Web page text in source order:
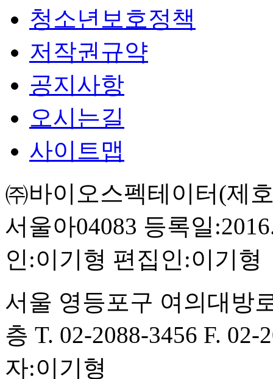
청소년보호정책
저작권규약
공지사항
오시는길
사이트맵
㈜바이오스펙테이터(제
서울아04083 등록일
인:이기형 편집인:이기형
서울 영등포구 여의대방
층 T. 02-2088-3456 F. 02-
자:이기형